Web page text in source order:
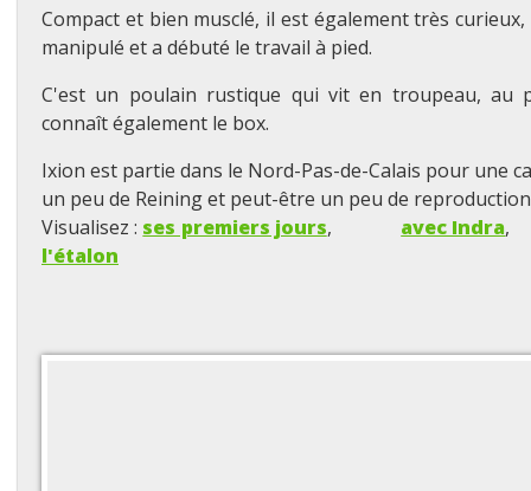
Compact et bien musclé, il est également très
manipulé et a débuté le travail à pied.
C'est un poulain rustique qui vit en troupeau, au
connaît également le box.
Ixion est partie dans le Nord-Pas-de-Calais pour une
un peu de Reining et peut-être un peu de reproduction
Visualisez : ses premiers jours, avec Indra
l'étalon